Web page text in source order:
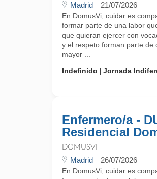
Madrid 21/07/2026
En DomusVi, cuidar es
formar parte de una labor
que quieran ejercer con
y el respeto forman parte de
mayor ...
Indefinido
Jornada
Enfermero/a -
Residencial
DOMUSVI
Madrid 26/07/2026
En DomusVi, cuidar es